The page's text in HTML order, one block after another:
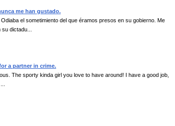
me han gustado.
el sometimiento del que éramos presos en su gobierno. Me
dictadu...
a partner in crime.
The sporty kinda girl you love to have around! I have a good job,